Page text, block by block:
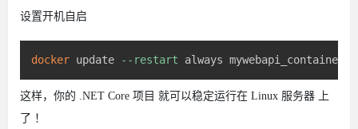
设置开机自启
docker update --restart
这样，你的 .NET Core 项目 就可以稳定运行在 Linux 服务器 上
了 ！